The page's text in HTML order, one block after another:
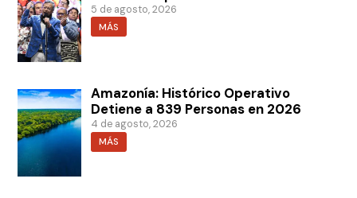
5 de agosto, 2026
MÁS
Amazonía: Histórico Operativo
Detiene a 839 Personas en 2026
4 de agosto, 2026
MÁS